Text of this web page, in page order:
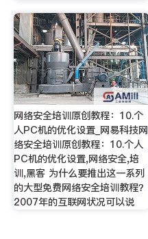
网络安全培训原创教程：10.个
人PC机的优化设置_网易科技网
络安全培训原创教程：10.个人
PC机的优化设置,网络安全,培
训,黑客 为什么要推出这一系列
的大型免费网络安全培训教程？
2007年的互联网状况可以说